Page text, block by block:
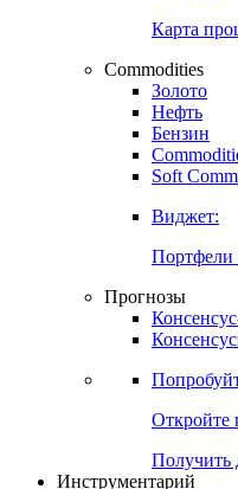
Росстат
Виджет:
Карта
Commodities
Золото
Бензин
Soft
Виджет:
Портфели
Прогнозы